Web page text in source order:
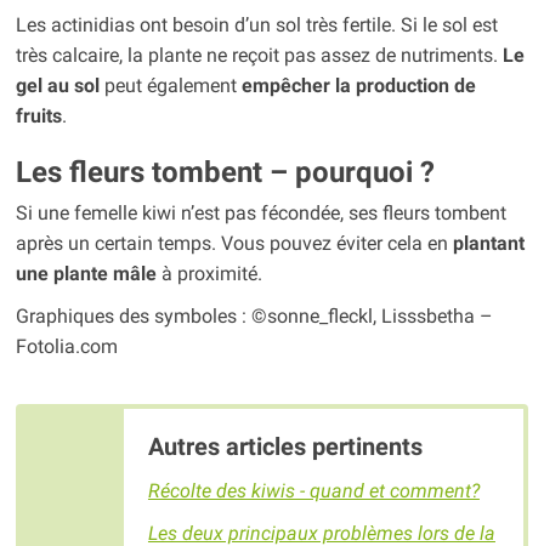
Les actinidias ont besoin d’un sol très fertile. Si le sol est
très calcaire, la plante ne reçoit pas assez de nutriments. Le
gel au solpeut également empêcher la production de
fruits.
Les fleurs tombent – pourquoi ?
Si une femelle kiwi n’est pas fécondée, ses fleurs tombent
après un certain temps. Vous pouvez éviter cela en plantant
une plante mâleà proximité.
Graphiques des symboles : ©sonne_fleckl, Lisssbetha –
Fotolia.com
Autres articles pertinents
Récolte des kiwis - quand et comment?
Les deux principaux problèmes lors de la